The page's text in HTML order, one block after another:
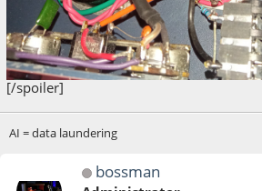
[/spoiler]
AI = data laundering
bossman